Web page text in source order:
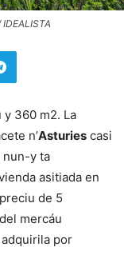
360 m2. La
n’Asturies casi
nun-y ta
asitiada en
de 5
mercáu
por